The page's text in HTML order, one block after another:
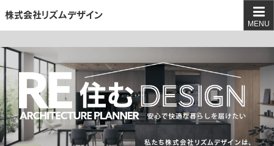
株式会社リズムデザイン
MENU
私たち株式会社リズムデザインは、